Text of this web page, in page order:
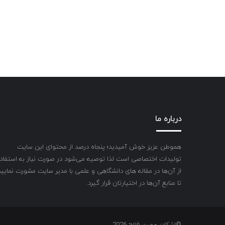
درباره ما
هموطن عزیز خوش آمیدید؛ پنجاه درصد از محتوای این سایت
تولیدات اختصاصی است لذا توصیه می‌شود در صورت نیاز به
از آن‌ها در مقاله های دانشگاهی و علمی با مدیر سایت مشورت
تا منابع آن‌ها در اختیارتان قرار گیرد.